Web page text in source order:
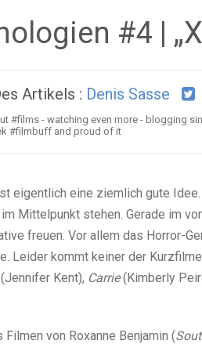
#4 |
Artikels : Denis Sasse
#films - watching even more - blogging
#filmbuff and proud of it
eigentlich eine ziemlich gute
Mittelpunkt stehen. Gerade im
freuen. Vor allem das Horror-
Leider kommt keiner der
Kent), Carrie(Kimberly
von Roxanne Benjamin (